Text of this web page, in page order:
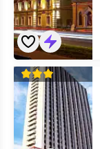
«Измайлово
Бета»
гостиница
шведский
стол